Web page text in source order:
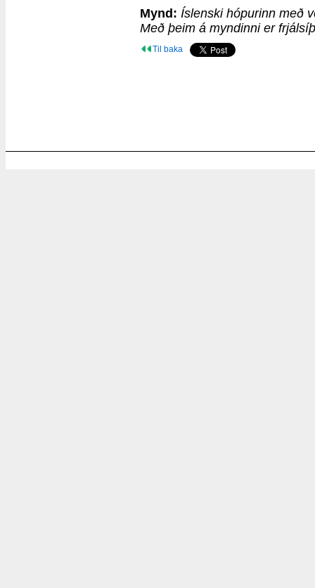
Mynd: Íslenski hópurinn með
Með þeim á myndinni er
Til baka